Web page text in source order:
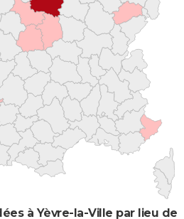
à Yèvre-la-Ville par lieu de